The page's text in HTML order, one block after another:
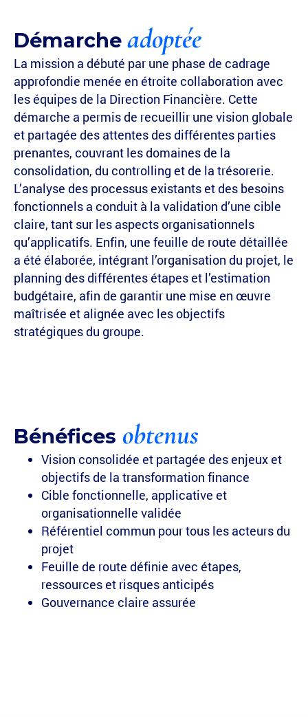
Démarche adoptée
La mission a débuté par une phase de cadrage
approfondie menée en étroite collaboration avec
les équipes de la Direction Financière. Cette
démarche a permis de recueillir une vision globale
et partagée des attentes des différentes parties
prenantes, couvrant les domaines de la
consolidation, du controlling et de la trésorerie.
L’analyse des processus existants et des besoins
fonctionnels a conduit à la validation d’une cible
claire, tant sur les aspects organisationnels
qu’applicatifs. Enfin, une feuille de route détaillée
a été élaborée, intégrant l’organisation du projet, le
planning des différentes étapes et l’estimation
budgétaire, afin de garantir une mise en œuvre
maîtrisée et alignée avec les objectifs
stratégiques du groupe.
Bénéfices obtenus
Vision consolidée et partagée des enjeux et
objectifs de la transformation finance
Cible fonctionnelle, applicative et
organisationnelle validée
Référentiel commun pour tous les acteurs du
projet
Feuille de route définie avec étapes,
ressources et risques anticipés
Gouvernance claire assurée